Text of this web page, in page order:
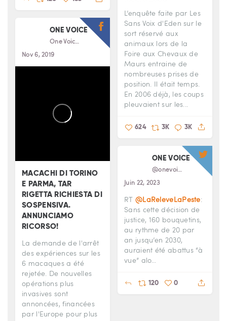
L’enquête faite par Les
Sans Voix d'Eden sur le
sort réservé aux
animaux lors de la
Foire aux Chevaux de
Maurs entraine de
nombreuses prises de
position. Il était temps.
En 2006 déjà, les coups
pleuvaient sur les...
624 3K 3K
ONE VOICE
One Voice
Nov 6, 2019
MACACHI DI TORINO
E PARMA, TAR
RIGETTA RICHIESTA DI
SOSPENSIVA.
ANNUNCIAMO
RICORSO!
La demande de l'arrêt
des expériences sur les
6 macaques a été
rejetée. De nouvelles
opérations plus
invasives sont
annoncées, financées
par l'Europe pour plus
ONE VOICE
@onevoiceanimal
Juin 22, 2023
RT @LaReleveLaPeste:
Sans cette décision de
justice, 160 bouquetins,
au rythme de 20 par
an jusqu’en 2030,
auraient été abattus “à
vue” alo…
120 0